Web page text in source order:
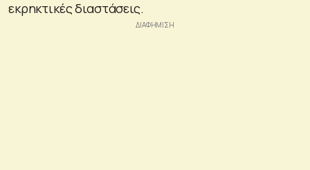
εκρηκτικές διαστάσεις.